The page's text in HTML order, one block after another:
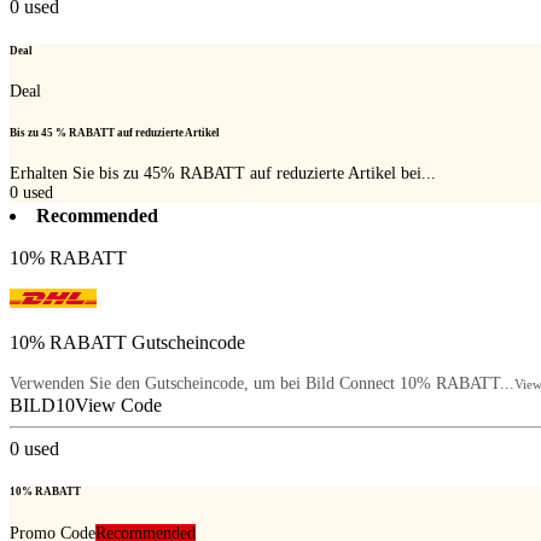
0 used
Deal
Deal
Bis zu 45 % RABATT auf reduzierte Artikel
Erhalten Sie bis zu 45% RABATT auf reduzierte Artikel bei...
0 used
Recommended
10% RABATT
10% RABATT Gutscheincode
Verwenden Sie den Gutscheincode, um bei Bild Connect 10% RABATT...
BILD10View Code
0 used
10% RABATT
Promo CodeRecommended